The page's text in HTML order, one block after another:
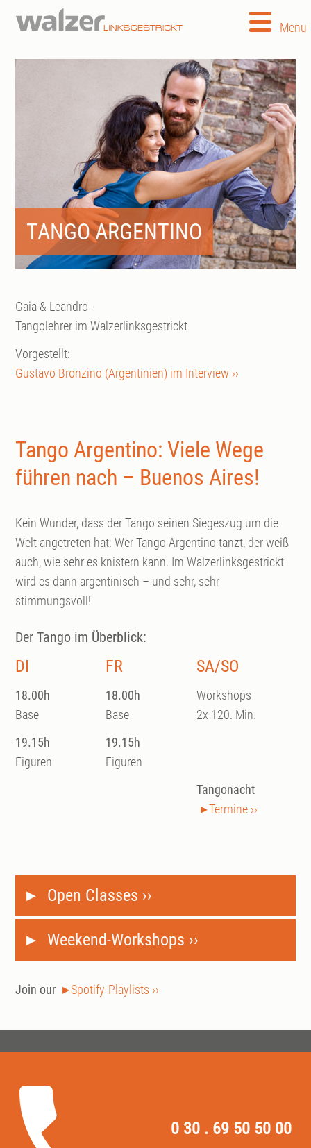
Menu
TANGO ARGENTINO
Gaia & Leandro -
Tangolehrer im Walzerlinksgestrickt
Vorgestellt:
Gustavo Bronzino (Argentinien) im Interview ››
Tango Argentino: Viele Wege
führen nach – Buenos Aires!
Kein Wunder, dass der Tango seinen Siegeszug um die
Welt angetreten hat: Wer Tango Argentino tanzt, der weiß
auch, wie sehr es knistern kann. Im Walzerlinksgestrickt
wird es dann argentinisch – und sehr, sehr
stimmungsvoll!
Der Tango im Überblick:
DI FR SA/SO
18.00h
Base
18.00h
Base
Workshops
2x 120. Min.
19.15h
Figuren
19.15h
Figuren
Tangonacht
Termine ››
Open Classes ››
Weekend-Workshops ››
Join our Spotify-Playlists ››
0 30 . 69 50 50 00